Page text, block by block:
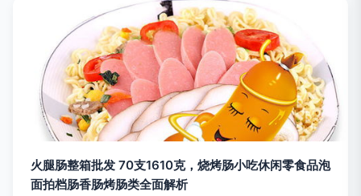
火腿肠整箱批发 70支1610克，烧烤肠小吃休闲零食品泡
面拍档肠香肠烤肠类全面解析